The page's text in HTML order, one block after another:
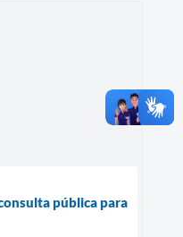
pública para